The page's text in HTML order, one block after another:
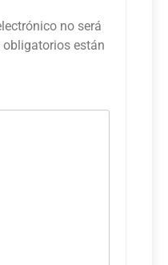
no será
están